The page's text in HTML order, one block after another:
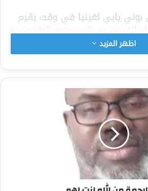
بوني يايي لغينيا في وقت يقيم
الفنيين من المجموعة الاقتصادية
بحسب رئيس الوزراء الغيني.
مسألة المدة. وقال رئيس
جومو ، في افتتاح الاجتماع يوم
الاقتصادية لدول غرب
يتعلق بالكشف المناسب لمحتوى
بالعودة السلمية إلى النظام
يوم الاثنين أنه بعد زيارة
اظهر المزيد